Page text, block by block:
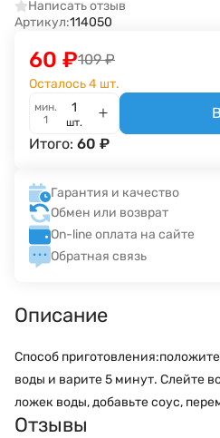
Написать отзыв
Артикул:114050
109 ₽
60 ₽
Осталось 4 шт.
мин.
1
шт.
Итого: 60 ₽
Гарантия и качество
Обмен или возврат
On-line оплата на сайте
Обратная связь
Описание
Способ приготовления:
воды и варите 5 минут. Слейте
ложек воды, добавьте соус,
Отзывы